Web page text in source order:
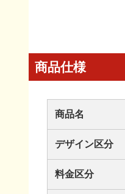
商品仕様
商品名
デザイン区分
料金区分